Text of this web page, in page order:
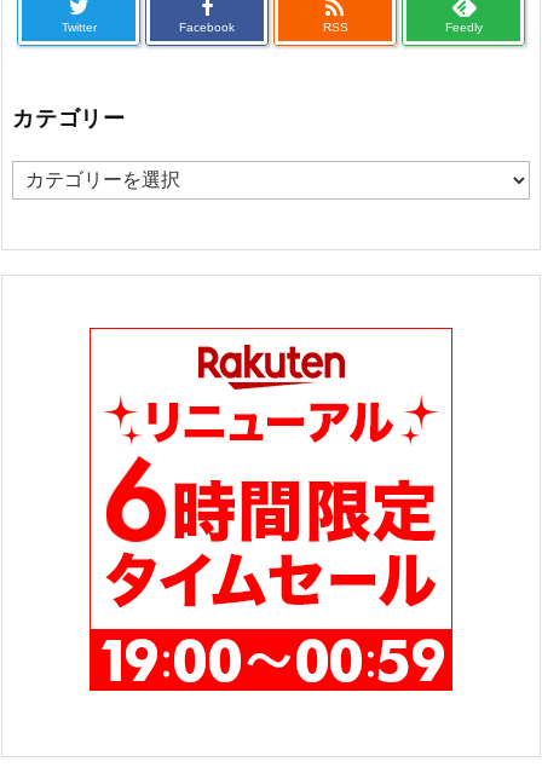
Twitter Facebook

RSS Feedly
カテゴリー
カ
ゴ